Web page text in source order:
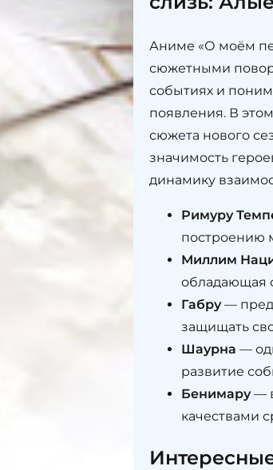
Аниме «О моём
сюжетными
событиях и
появления. В
сюжета нового
значимость
динамику
Римуру
построению
Миллим
обладающая
Габру—
защищать
Шаурна —
развитие
Бенимару—
качествами